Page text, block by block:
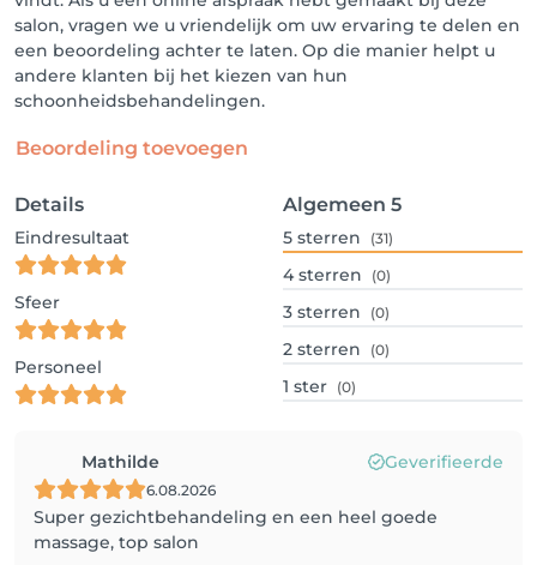
salon, vragen we u vriendelijk om uw ervaring te delen en
een beoordeling achter te laten. Op die manier helpt u
andere klanten bij het kiezen van hun
schoonheidsbehandelingen.
Beoordeling toevoegen
Details
Eindresultaat
Sfeer
Personeel
Algemeen 5
5 sterren (31)
4 sterren (0)
3 sterren (0)
2 sterren (0)
1 ster (0)
Mathilde Geverifieerde
6.08.2026
Super gezichtbehandeling en een heel goede
massage, top salon